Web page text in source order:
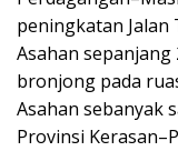
peningkatan Jalan
Asahan
bronjong pada
Asahan sebanyak
Provinsi